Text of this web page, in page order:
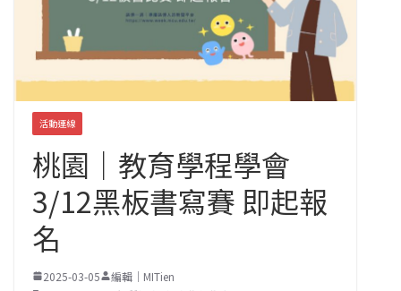
活動連線
桃園｜教育學程學會
3/12黑板書寫賽 即起報
名
2025-03-05
編輯｜MITien